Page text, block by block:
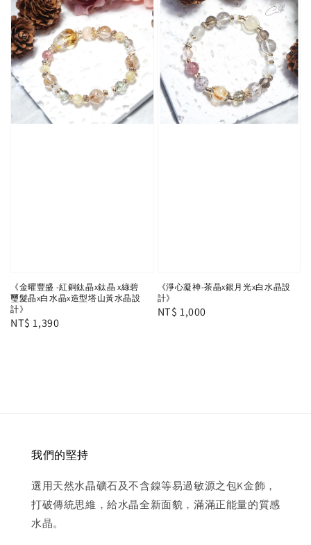
《金曜豐盛 -紅銅鈦晶x鈦晶 x綠碧
璽髮晶x白水晶x造型塔山黃水晶設
計》
Regular
NT$ 1,390
《淨心凝神-茶晶x銀月光x白水晶設
計》
Regular
NT$ 1,000
我們的堅持
選用天然水晶礦石及不含鎳等易過敏源之包K金飾，
打破傳統思維，給水晶全新面貌，滿滿正能量的質感
水晶。